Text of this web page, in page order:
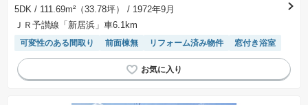
5DK / 111.69m²（33.78坪）
/ 1972年9月
ＪＲ予讃線「新居浜」車6.1km
可変性のある間取り 前面棟無 リフォーム済み物件 窓付き浴室